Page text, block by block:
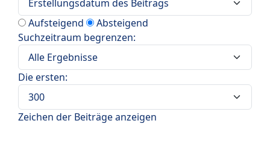
Aufsteigend
Absteigend
Suchzeitraum begrenzen:
Die ersten:
Zeichen der Beiträge anzeigen